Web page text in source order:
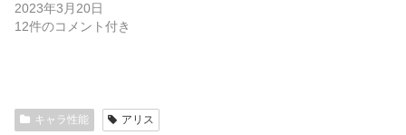
2023年3月20日
12件のコメント付き
キャラ性能 アリス